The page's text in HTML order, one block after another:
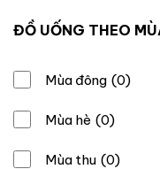
ĐỒ UỐNG THEO
Mùa đông (0)
Mùa hè (0)
Mùa thu (0)